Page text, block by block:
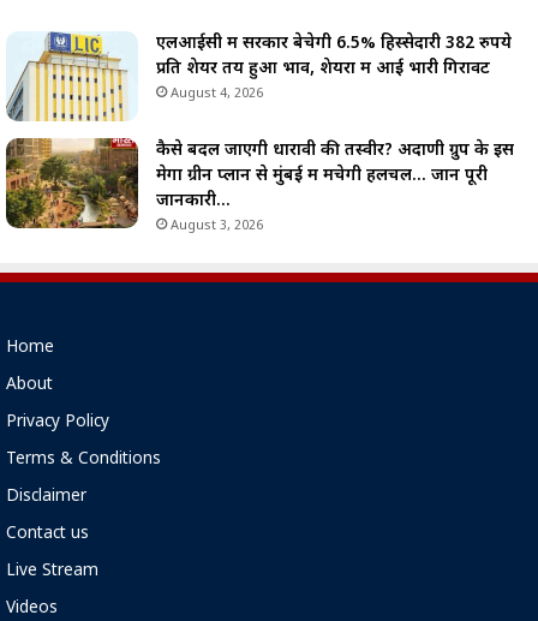
एलआईसी में सरकार बेचेगी 6.5% हिस्सेदारी 382 रुपये
प्रति शेयर तय हुआ भाव, शेयरों में आई भारी गिरावट
August 4, 2026
कैसे बदल जाएगी धारावी की तस्वीर? अदाणी ग्रुप के इस
मेगा ग्रीन प्लान से मुंबई में मचेगी हलचल… जानें पूरी
जानकारी…
August 3, 2026
Home
About
Privacy Policy
Terms & Conditions
Disclaimer
Contact us
Live Stream
Videos